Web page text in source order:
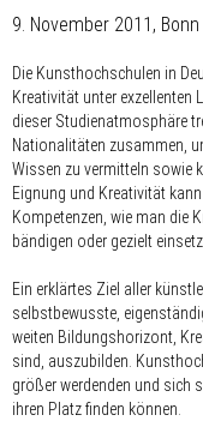
9. November 2011, Bonn
Die Kunsthochschulen in
Kreativität unter exzellenten
dieser Studienatmosphäre
Nationalitäten zusammen,
Wissen zu vermitteln sowie
Eignung und Kreativität
Kompetenzen, wie man die
bändigen oder gezielt
Ein erklärtes Ziel aller
selbstbewusste,
weiten Bildungshorizont,
sind, auszubilden.
größer werdenden und sich
ihren Platz finden können.